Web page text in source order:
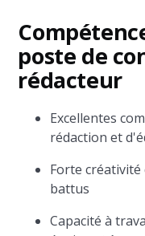
poste de
rédacteur
Excellentes
rédaction et
Forte
battus
Capacité à